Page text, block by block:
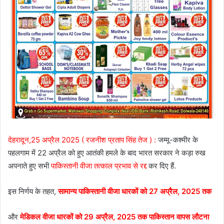
देहरादून,25 अप्रैल 2025 ( रजनीश प्रताप सिंह तेज ) : जम्मू-कश्मीर के
पहलगाम में 22 अप्रैल को हुए आतंकी हमले के बाद भारत सरकार ने कड़ा रुख
अपनाते हुए सभीपाकिस्तानी वीजा तत्काल प्रभाव से रद्दकर दिए हैं.
इस निर्णय के तहत,सामान्य पाकिस्तानी वीजा धारकों को 27 अप्रैल, 2025 तक
औरमेडिकल वीजा धारकों को 29 अप्रैल, 2025 तक पाकिस्तान वापस लौटना